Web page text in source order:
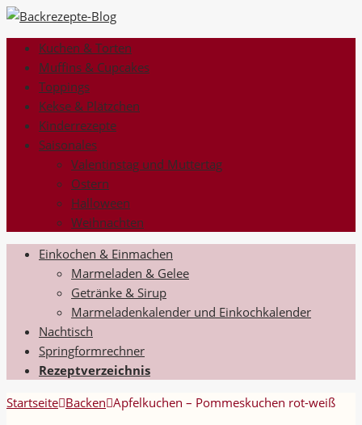
Kuchen & Torten
Muffins & Cupcakes
Toppings
Kekse & Plätzchen
Kinderrezepte
Saisonales
Valentinstag und Muttertag
Ostern
Halloween
Weihnachten
Einkochen & Einmachen
Marmeladen & Gelee
Getränke & Sirup
Marmeladenkalender und Einkochkalender
Nachtisch
Springformrechner
Rezeptverzeichnis
Startseite Backen Apfelkuchen – Pommeskuchen rot-weiß